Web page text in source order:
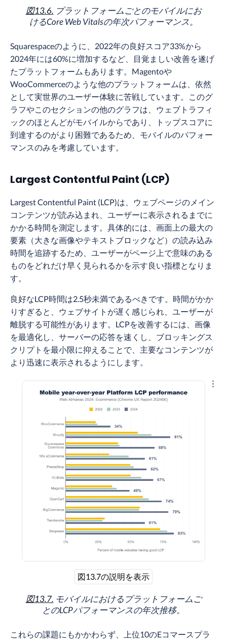
図13.6. プラットフォームごとのモバイルにお
けるCore Web Vitalsの年次パフォーマンス。
Squarespaceのように、2022年の良好スコア33%から
2024年には60%に増加するなど、目覚ましい改善を遂げ
たプラットフォームもあります。Magentoや
WooCommerceのような他のプラットフォームは、依然
として実世界のユーザー体験に苦戦しています。このグ
ラフやこのセクションの他のグラフは、ウェブトラフィ
ックのほとんどがモバイルからであり、トップスコアに
到達するのがより困難であるため、モバイルのパフォー
マンスのみを考慮しています。
Largest Contentful Paint (LCP)
Largest Contentful Paint (LCP)は、ウェブページのメイン
コンテンツが読み込まれ、ユーザーに表示されるまでに
かかる時間を測定します。具体的には、画面上の最大の
要素（大きな画像やテキストブロックなど）の読み込み
時間を追跡するため、ユーザーがページ上で意味のある
ものをどれだけ早く見られるかを示す良い指標となりま
す。
良好なLCP時間は2.5秒未満であるべきです。時間がかか
りすぎると、ウェブサイトが遅く感じられ、ユーザーが
離脱する可能性があります。LCPを改善するには、画像
を最適化し、サーバーの応答を速くし、ブロッキングス
クリプトを最小限に抑えることで、主要なコンテンツが
より迅速に表示されるようにします。
結
図13.7の説明を表示
図13.7. モバイルにおけるプラットフォームご
とのLCPパフォーマンスの年次推移。
これらの課題にもかかわらず、上位10のEコマースプラ